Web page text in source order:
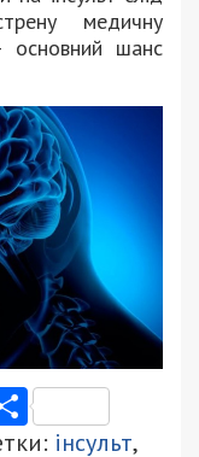
медичну
основний шанс
інсульт,